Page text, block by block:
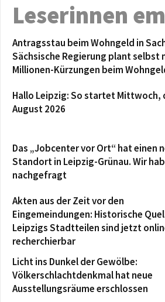
Leserinnen
Antragsstau beim Wohngeld in
Sächsische Regierung plant selbst
Millionen-Kürzungen beim
Hallo Leipzig: So startet Mittwoch,
August 2026
Das „Jobcenter vor Ort“ hat einen
Standort in Leipzig-Grünau. Wir
nachgefragt
Akten aus der Zeit vor den
Eingemeindungen: Historische
Leipzigs Stadtteilen sind jetzt
recherchierbar
Licht ins Dunkel der Gewölbe:
Völkerschlachtdenkmal hat neue
Ausstellungsräume erschlossen